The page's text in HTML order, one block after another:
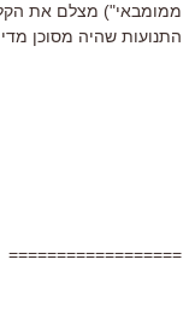
ממומבאי") מצלם את
התנועות שהיה מסוכן
==================